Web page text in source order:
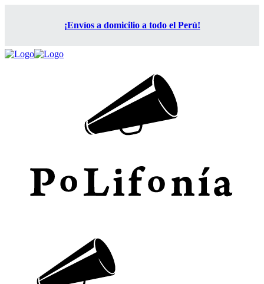
¡Envíos a domicilio a todo el Perú!